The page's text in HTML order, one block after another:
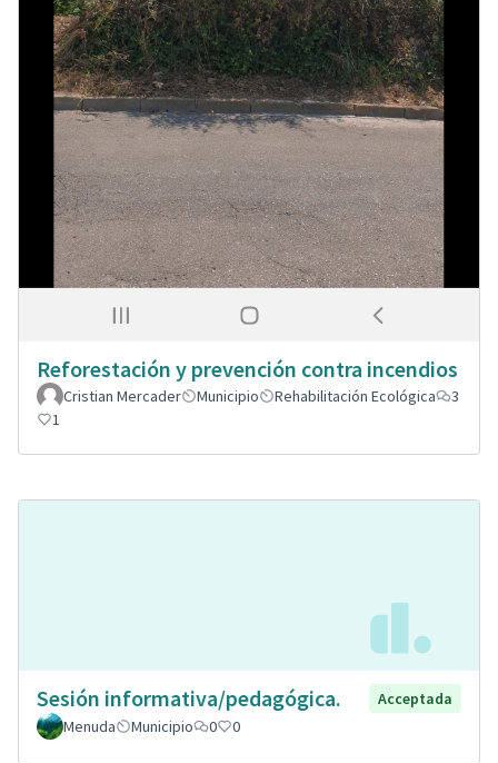
Reforestación y prevención contra incendios
Cristian Mercader Municipio Rehabilitación Ecológica
3
1
Sesión informativa/pedagógica.
Acceptada
Menuda
Municipio 0 0